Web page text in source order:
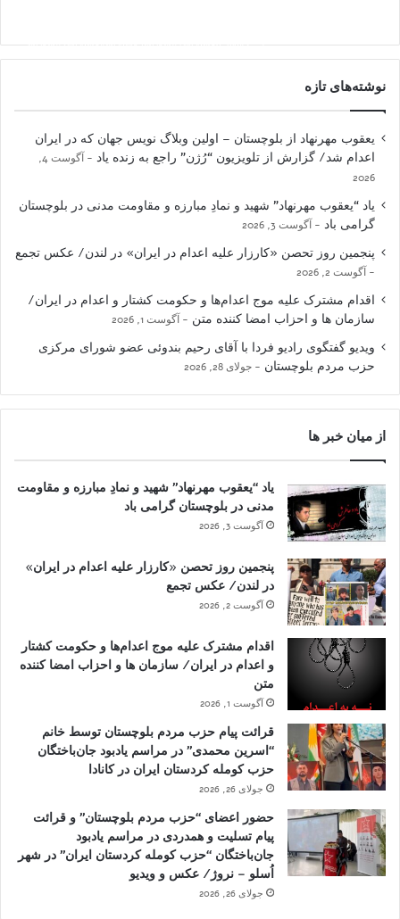
%D8%A2%D9%84%D9%85%D8%A7%D9%86-.mp4?_=1
نوشته‌های تازه
یعقوب مهرنهاد از بلوچستان – اولین وبلاگ نویس جهان که در ایران
اعدام شد/ گزارش از تلویزیون “رُژن” راجع به زنده یاد
آگوست 4,
2026
یاد “یعقوب مهرنهاد” شهید و نمادِ مبارزه و مقاومت مدنی در بلوچستان
گرامی باد
آگوست 3, 2026
پنجمین روز تحصن «کارزار علیه اعدام در ایران» در لندن/ عکس تجمع
آگوست 2, 2026
اقدام مشترک علیه موج اعدام‌ها و حکومت کشتار و اعدام در ایران/
سازمان ها و احزاب امضا کننده متن
آگوست 1, 2026
ویدیو گفتگوی رادیو فردا با آقای رحیم بندوئی عضو شورای مرکزی
حزب مردم بلوچستان
جولای 28, 2026
از میان خبر ها
یاد “یعقوب مهرنهاد” شهید و نمادِ مبارزه و مقاومت
مدنی در بلوچستان گرامی باد
آگوست 3, 2026
پنجمین روز تحصن «کارزار علیه اعدام در ایران»
در لندن/ عکس تجمع
آگوست 2, 2026
اقدام مشترک علیه موج اعدام‌ها و حکومت کشتار
و اعدام در ایران/ سازمان ها و احزاب امضا کننده
متن
آگوست 1, 2026
قرائت پیام حزب مردم بلوچستان توسط خانم
“اسرین محمدی” در مراسم یادبود جان‌باختگان
حزب کومله کردستان ایران در کانادا
جولای 26, 2026
حضور اعضای “حزب مردم بلوچستان” و قرائت
پیام تسلیت و همدردی در مراسم یادبود
جان‌باختگان “حزب کومله کردستان ایران” در شهر
اُسلو – نروژ/ عکس و ویدیو
جولای 26, 2026